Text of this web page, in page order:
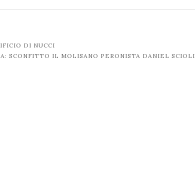
DI NUCCI
SCONFITTO IL MOLISANO PERONISTA DANIEL SCIOLI